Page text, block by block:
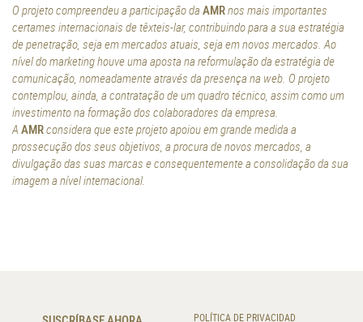
O projeto compreendeu a participação da AMRnos mais importantes
certames internacionais de têxteis-lar, contribuindo para a sua estratégia
de penetração, seja em mercados atuais, seja em novos mercados. Ao
nível do marketing houve uma aposta na reformulação da estratégia de
comunicação, nomeadamente através da presença na web. O projeto
contemplou, ainda, a contratação de um quadro técnico, assim como um
investimento na formação dos colaboradores da empresa.
A AMRconsidera que este projeto apoiou em grande medida a
prossecução dos seus objetivos, a procura de novos mercados, a
divulgação das suas marcas e consequentemente a consolidação da sua
imagem a nível internacional.
POLÍTICA DE PRIVACIDAD